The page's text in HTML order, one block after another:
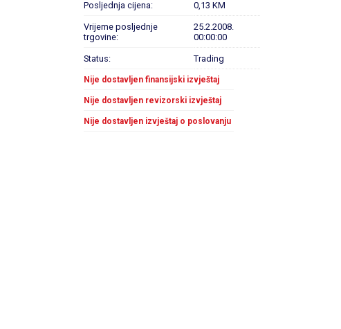
Posljednja cijena: 0,13 KM
Vrijeme posljednje
trgovine:
25.2.2008.
00:00:00
Status: Trading
Nije dostavljen finansijski izvještaj
Nije dostavljen revizorski izvještaj
Nije dostavljen izvještaj o poslovanju